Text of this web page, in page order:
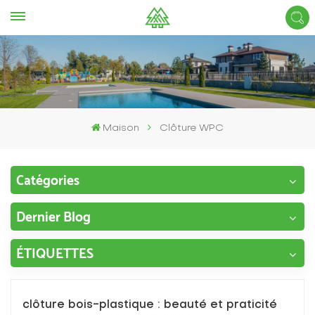
Maison Clôture WPC
Catégories
Dernier Blog
ÉTIQUETTES
clôture bois-plastique : beauté et praticité